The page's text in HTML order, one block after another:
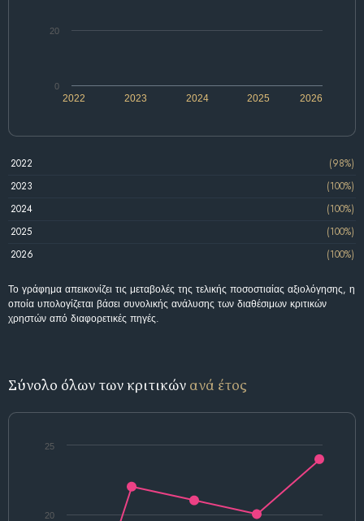
2022 2024 2026
2023 2025
0
20
2022
(98%)
2023
(100%)
2024
(100%)
2025
(100%)
2026
(100%)
Το γράφημα απεικονίζει τις μεταβολές της τελικής ποσοστιαίας αξιολόγησης, η
οποία υπολογίζεται βάσει συνολικής ανάλυσης των διαθέσιμων κριτικών
χρηστών από διαφορετικές πηγές.
Σύνολο όλων των κριτικών ανά έτος
20
25